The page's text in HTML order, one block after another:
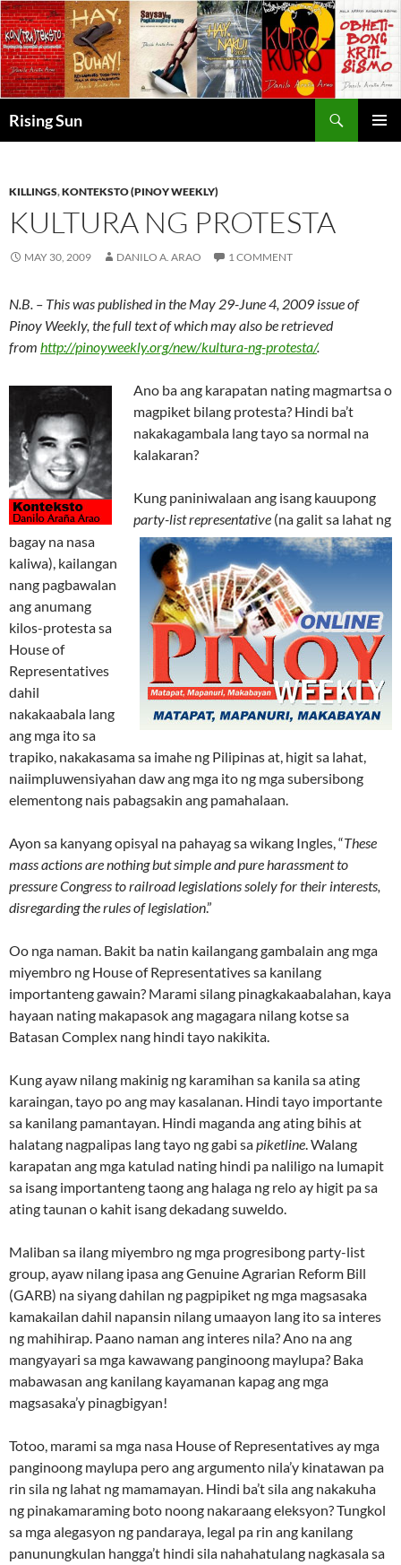
Skip
to
content
Rising Sun
KILLINGS,KONTEKSTO (PINOY WEEKLY)
KULTURA NG PROTESTA
MAY 30, 2009 DANILO A. ARAO 1 COMMENT
N.B. – This was published in the May 29-June 4, 2009 issue of
Pinoy Weekly, the full text of which may also be retrieved
from http://pinoyweekly.org/new/kultura-ng-protesta/.
Ano ba ang karapatan nating magmartsa o
magpiket bilang protesta? Hindi ba’t
nakakagambala lang tayo sa normal na
kalakaran?
Kung paniniwalaan ang isang kauupong
party-list representative (na galit sa lahat ng
bagay na nasa
kaliwa), kailangan
nang pagbawalan
ang anumang
kilos-protesta sa
House of
Representatives
dahil
nakakaabala lang
ang mga ito sa
trapiko, nakakasama sa imahe ng Pilipinas at, higit sa lahat,
naiimpluwensiyahan daw ang mga ito ng mga subersibong
elementong nais pabagsakin ang pamahalaan.
Ayon sa kanyang opisyal na pahayag sa wikang Ingles, “These
mass actions are nothing but simple and pure harassment to
pressure Congress to railroad legislations solely for their interests,
disregarding the rules of legislation.”
Oo nga naman. Bakit ba natin kailangang gambalain ang mga
miyembro ng House of Representatives sa kanilang
importanteng gawain? Marami silang pinagkakaabalahan, kaya
hayaan nating makapasok ang magagara nilang kotse sa
Batasan Complex nang hindi tayo nakikita.
Kung ayaw nilang makinig ng karamihan sa kanila sa ating
karaingan, tayo po ang may kasalanan. Hindi tayo importante
sa kanilang pamantayan. Hindi maganda ang ating bihis at
halatang nagpalipas lang tayo ng gabi sapiketline. Walang
karapatan ang mga katulad nating hindi pa naliligo na lumapit
sa isang importanteng taong ang halaga ng relo ay higit pa sa
ating taunan o kahit isang dekadang suweldo.
Maliban sa ilang miyembro ng mga progresibong party-list
group, ayaw nilang ipasa ang Genuine Agrarian Reform Bill
(GARB) na siyang dahilan ng pagpipiket ng mga magsasaka
kamakailan dahil napansin nilang umaayon lang ito sa interes
ng mahihirap. Paano naman ang interes nila? Ano na ang
mangyayari sa mga kawawang panginoong maylupa? Baka
mabawasan ang kanilang kayamanan kapag ang mga
magsasaka’y pinagbigyan!
Totoo, marami sa mga nasa House of Representatives ay mga
panginoong maylupa pero ang argumento nila’y kinatawan pa
rin sila ng lahat ng mamamayan. Hindi ba’t sila ang nakakuha
ng pinakamaraming boto noong nakaraang eleksyon? Tungkol
sa mga alegasyon ng pandaraya, legal pa rin ang kanilang
panunungkulan hangga’t hindi sila nahahatulang nagkasala sa